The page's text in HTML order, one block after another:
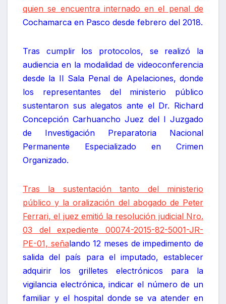
quien se encuentra internado en el penal de
Cochamarca en Pasco desde febrero del 2018.
Tras cumplir los protocolos, se realizó la
audiencia en la modalidad de videoconferencia
desde la II Sala Penal de Apelaciones, donde
los representantes del ministerio público
sustentaron sus alegatos ante el Dr. Richard
Concepción Carhuancho Juez del I Juzgado
de Investigación Preparatoria Nacional
Permanente Especializado en Crimen
Organizado.
Tras la sustentación tanto del ministerio
público y la oralización del abogado de Peter
Ferrari, el juez emitió la resolución judicial Nro.
03 del expediente 00074-2015-82-5001-JR-
PE-01, señalando 12 meses de impedimento de
salida del país para el imputado, establecer
adquirir los grilletes electrónicos para la
vigilancia electrónica, indicar el número de un
familiar y el hospital donde se va atender en